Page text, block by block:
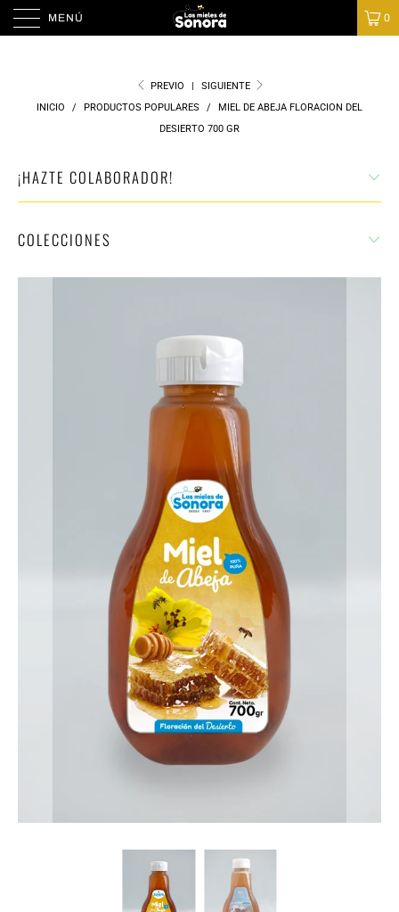
MENÚ 0
PREVIO |
SIGUIENTE
INICIO
/ PRODUCTOS POPULARES /
MIEL DE ABEJA FLORACION DEL
DESIERTO 700 GR
¡HAZTE COLABORADOR!
COLECCIONES